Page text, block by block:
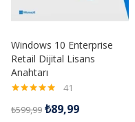
Windows 10 Enterprise
Retail Dijital Lisans
Anahtarı
5.00oy aldı
41
₺599,99 ₺89,99